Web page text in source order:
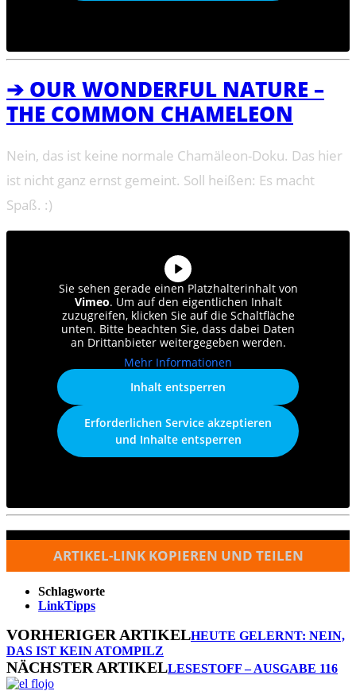
➔ OUR WONDERFUL NATURE –
THE COMMON CHAMELEON
Nein, das ist keine normale Chamäleon-Doku. Das hier
ist nicht ganz ernst gemeint. Soll heißen: Es macht
Spaß. :)
Sie sehen gerade einen Platzhalterinhalt von
Vimeo. Um auf den eigentlichen Inhalt
zuzugreifen, klicken Sie auf die Schaltfläche
unten. Bitte beachten Sie, dass dabei Daten
an Drittanbieter weitergegeben werden.
Mehr Informationen
Inhalt entsperren
Erforderlichen Service akzeptieren
und Inhalte entsperren
ARTIKEL-LINK KOPIEREN UND TEILEN
Schlagworte
LinkTipps
VORHERIGER ARTIKELHEUTE GELERNT: NEIN,
DAS IST KEIN ATOMPILZ
NÄCHSTER ARTIKELLESESTOFF – AUSGABE 116